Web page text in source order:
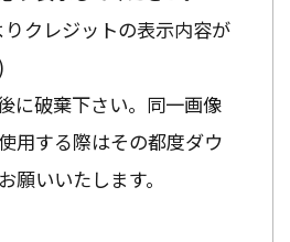
クレジットの表示内容が
に破棄下さい。同一画像
用する際はその都度ダウ
願いいたします。